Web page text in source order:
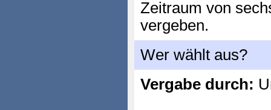
Zeitraum von
vergeben.
Wer wählt aus?
Vergabe durch: